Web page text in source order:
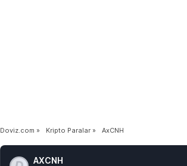
Doviz.com » Kripto Paralar » AxCNH
AXCNH